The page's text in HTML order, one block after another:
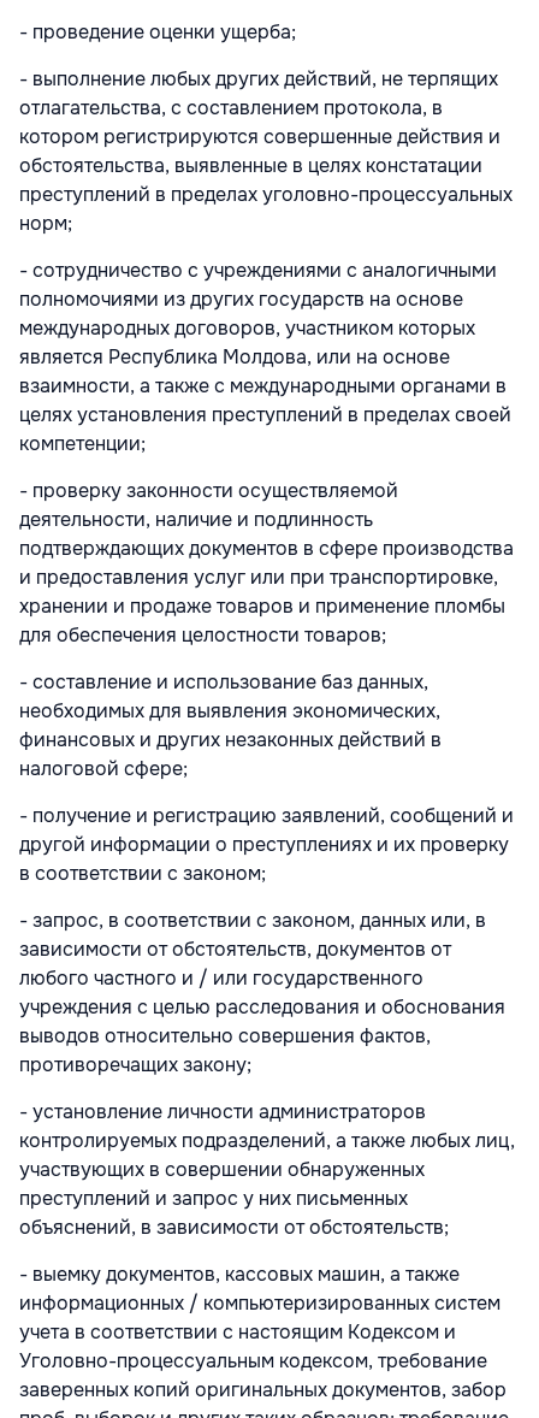
- проведение оценки ущерба;
- выполнение любых других действий, не терпящих
отлагательства, с составлением протокола, в
котором регистрируются совершенные действия и
обстоятельства, выявленные в целях констатации
преступлений в пределах уголовно-процессуальных
норм;
- сотрудничество с учреждениями с аналогичными
полномочиями из других государств на основе
международных договоров, участником которых
является Республика Молдова, или на основе
взаимности, а также с международными органами в
целях установления преступлений в пределах своей
компетенции;
- проверку законности осуществляемой
деятельности, наличие и подлинность
подтверждающих документов в сфере производства
и предоставления услуг или при транспортировке,
хранении и продаже товаров и применение пломбы
для обеспечения целостности товаров;
- составление и использование баз данных,
необходимых для выявления экономических,
финансовых и других незаконных действий в
налоговой сфере;
- получение и регистрацию заявлений, сообщений и
другой информации о преступлениях и их проверку
в соответствии с законом;
- запрос, в соответствии с законом, данных или, в
зависимости от обстоятельств, документов от
любого частного и / или государственного
учреждения с целью расследования и обоснования
выводов относительно совершения фактов,
противоречащих закону;
- установление личности администраторов
контролируемых подразделений, а также любых лиц,
участвующих в совершении обнаруженных
преступлений и запрос у них письменных
объяснений, в зависимости от обстоятельств;
- выемку документов, кассовых машин, а также
информационных / компьютеризированных систем
учета в соответствии с настоящим Кодексом и
Уголовно-процессуальным кодексом, требование
заверенных копий оригинальных документов, забор